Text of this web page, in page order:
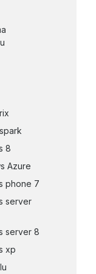
8
Azure
phone 7
server
server 8
xp